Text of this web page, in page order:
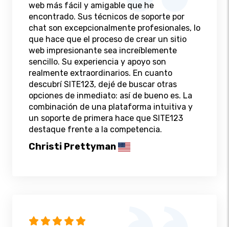
web más fácil y amigable que he
encontrado. Sus técnicos de soporte por
chat son excepcionalmente profesionales, lo
que hace que el proceso de crear un sitio
web impresionante sea increíblemente
sencillo. Su experiencia y apoyo son
realmente extraordinarios. En cuanto
descubrí SITE123, dejé de buscar otras
opciones de inmediato: así de bueno es. La
combinación de una plataforma intuitiva y
un soporte de primera hace que SITE123
destaque frente a la competencia.
Christi Prettyman